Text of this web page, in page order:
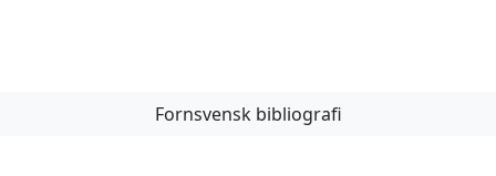
Fornsvensk bibliografi